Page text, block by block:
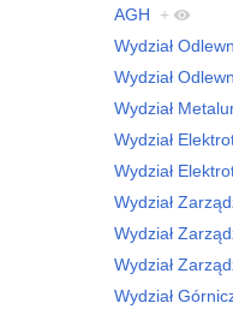
AGH
+
Wydział
Wydział
Wydział
Wydział
Wydział
Wydział
Wydział
Wydział
Wydział